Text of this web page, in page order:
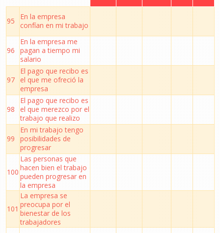
95
En la empresa
confían en mi trabajo
96
En la empresa me
pagan a tiempo mi
salario
97
El pago que recibo es
el que me ofreció la
empresa
98
El pago que recibo es
el que merezco por el
trabajo que realizo
99
En mi trabajo tengo
posibilidades de
progresar
100
Las personas que
hacen bien el trabajo
pueden progresar en
la empresa
101
La empresa se
preocupa por el
bienestar de los
trabajadores